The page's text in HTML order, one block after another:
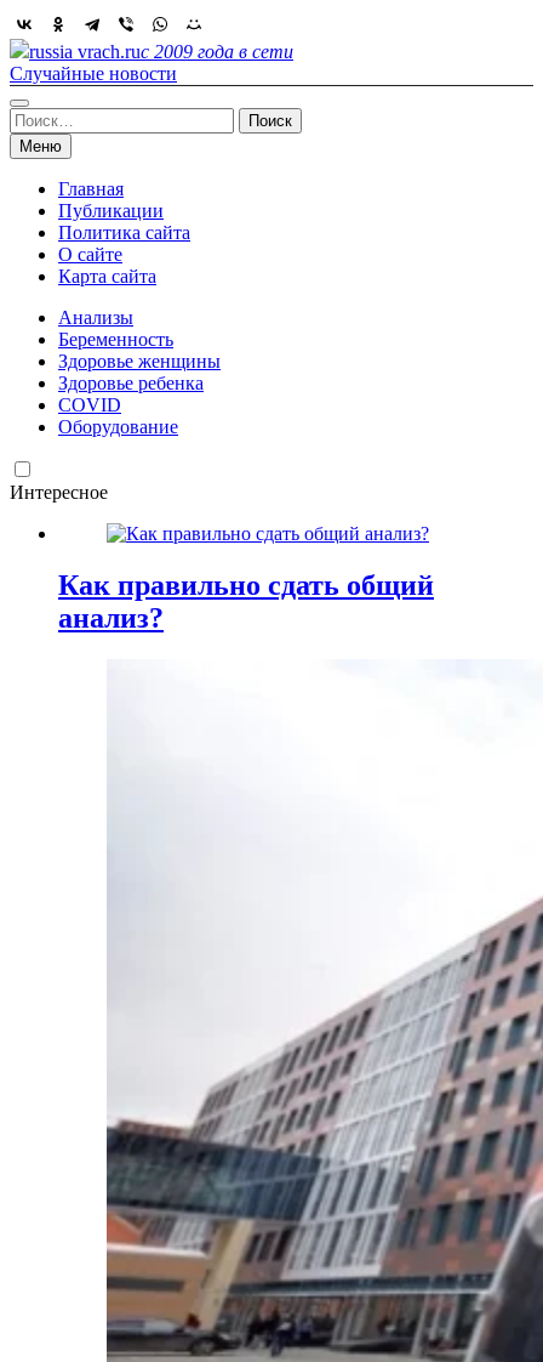
Skip
to
content
russia vrach.ruс 2009 года в сети
Случайные новости
Найти:
Меню
Главная
Публикации
Политика сайта
О сайте
Карта сайта
Анализы
Беременность
Здоровье женщины
Здоровье ребенка
COVID
Оборудование
Интересное
Как правильно сдать общий
анализ?